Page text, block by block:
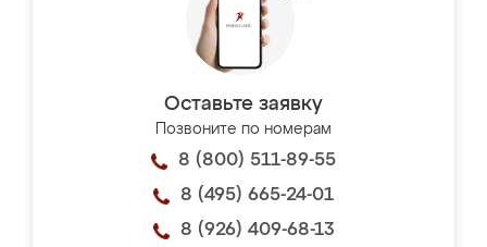
Оставьте заявку
Позвоните по номерам
8 (800) 511-89-55
8 (495) 665-24-01
8 (926) 409-68-13